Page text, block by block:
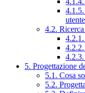
utente
4.2.
5. Progettazione
5.1. Cosa
5.2.